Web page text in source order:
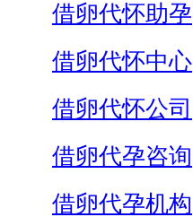
借卵代怀助孕
借卵代怀中心
借卵代怀公司
借卵代孕咨询
借卵代孕机构